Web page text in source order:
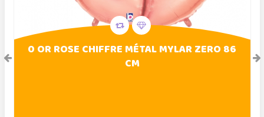
0 OR ROSE CHIFFRE MÉTAL MYLAR ZERO 86
CM